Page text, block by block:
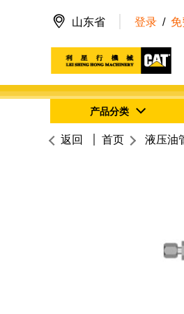
山东省 登录 /
产品分类
返回 首页 液压油